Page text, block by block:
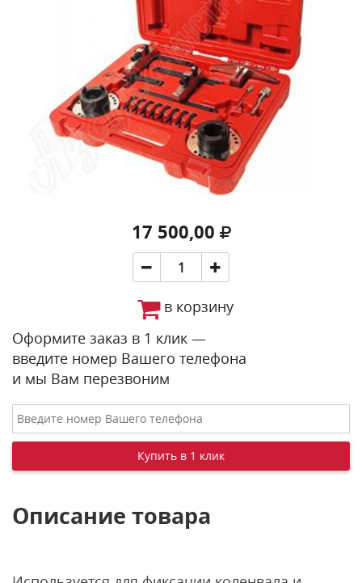
17 500,00
в корзину
Оформите заказ в 1 клик —
введите номер Вашего телефона
и мы Вам перезвоним
Описание товара